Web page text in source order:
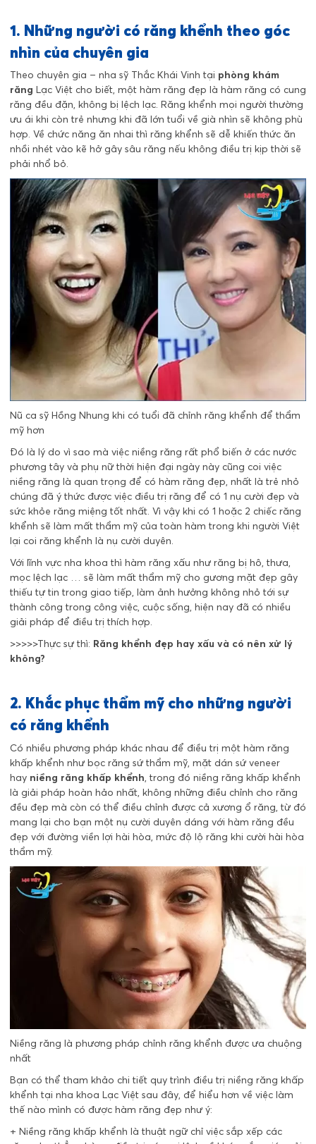
1. Những người có răng khểnh theo góc
nhìn của chuyên gia
Theo chuyên gia – nha sỹ Thắc Khái Vinh tại phòng khám
răng Lạc Việt cho biết, một hàm răng đẹp là hàm răng có cung
răng đều đặn, không bị lệch lạc. Răng khểnh mọi người thường
ưu ái khi còn trẻ nhưng khi đã lớn tuổi về già nhìn sẽ không phù
hợp. Về chức năng ăn nhai thì răng khểnh sẽ dễ khiến thức ăn
nhồi nhét vào kẽ hở gây sâu răng nếu không điều trị kịp thời sẽ
phải nhổ bỏ.
Nũ ca sỹ Hồng Nhung khi có tuổi đã chỉnh răng khểnh để thẩm
mỹ hơn
Đó là lý do vì sao mà việc niềng răng rất phổ biến ở các nước
phương tây và phụ nữ thời hiện đại ngày này cũng coi việc
niềng răng là quan trọng để có hàm răng đẹp, nhất là trẻ nhỏ
chúng đã ý thức được việc điều trị răng để có 1 nụ cười đẹp và
sức khỏe răng miệng tốt nhất. Vì vậy khi có 1 hoặc 2 chiếc răng
khểnh sẽ làm mất thẩm mỹ của toàn hàm trong khi người Việt
lại coi răng khểnh là nụ cười duyên.
Với lĩnh vực nha khoa thì hàm răng xấu như răng bị hô, thưa,
mọc lệch lạc … sẽ làm mất thẩm mỹ cho gương mặt đẹp gây
thiếu tự tin trong giao tiếp, làm ảnh hưởng không nhỏ tới sự
thành công trong công việc, cuộc sống, hiện nay đã có nhiều
giải pháp để điều trị thích hợp.
>>>>>Thực sự thì: Răng khểnh đẹp hay xấu và có nên xử lý
không?
2. Khắc phục thẩm mỹ cho những người
có răng khểnh
Có nhiều phương pháp khác nhau để điều trị một hàm răng
khấp khểnh như bọc răng sứ thẩm mỹ, mặt dán sứ veneer
hay niềng răng khấp khểnh, trong đó niềng răng khấp khểnh
là giải pháp hoàn hảo nhất, không những điều chỉnh cho răng
đều đẹp mà còn có thể điều chỉnh được cả xương ổ răng, từ đó
mang lại cho bạn một nụ cười duyên dáng với hàm răng đều
đẹp với đường viền lợi hài hòa, mức độ lộ răng khi cười hài hòa
thẩm mỹ.
Niềng răng là phương pháp chỉnh răng khểnh được ưa chuộng
nhất
Bạn có thể tham khảo chi tiết quy trình điều trị niềng răng khấp
khểnh tại nha khoa Lạc Việt sau đây, để hiểu hơn về việc làm
thế nào mình có được hàm răng đẹp như ý:
+ Niềng răng khấp khểnh là thuật ngữ chỉ việc sắp xếp các